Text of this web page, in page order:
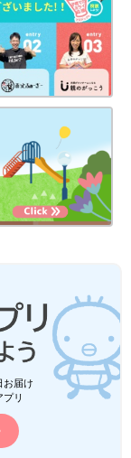
お届け
リ